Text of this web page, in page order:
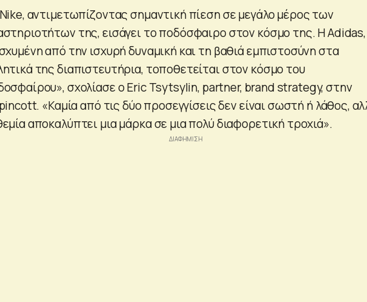
αντιμετωπίζοντας σημαντική πίεση σε μεγάλο μέρος των
της, εισάγει το ποδόσφαιρο στον κόσμο της. Η Adidas,
από την ισχυρή δυναμική και τη βαθιά εμπιστοσύνη στα
της διαπιστευτήρια, τοποθετείται στον κόσμο του
σχολίασε ο Eric Tsytsylin, partner, brand strategy, στην
«Καμία από τις δύο προσεγγίσεις δεν είναι σωστή ή λάθος,
αποκαλύπτει μια μάρκα σε μια πολύ διαφορετική τροχιά».